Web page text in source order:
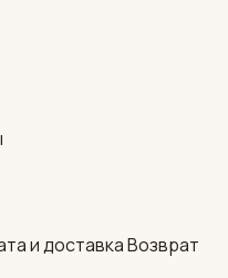
и доставкаВозврат